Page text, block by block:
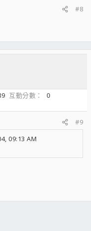
#8
互動分數
0
#9
09:13 AM